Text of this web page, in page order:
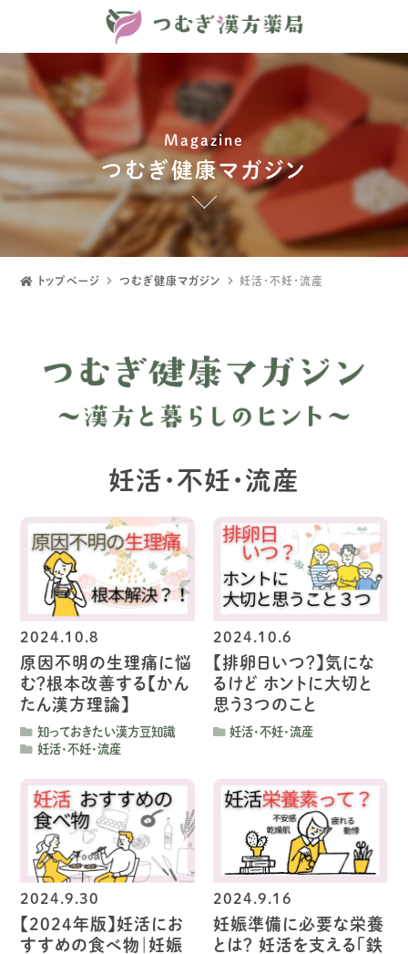
Magazine
つむぎ健康マガジン
トップページ つむぎ健康マガジン 妊活・不妊・流産
妊活・不妊・流産
2024.10.8
原因不明の生理痛に悩
む？根本改善する【かん
たん漢方理論】
知っておきたい漢方豆知識
妊活・不妊・流産
2024.10.6
【排卵日いつ？】 気にな
るけど ホントに大切と
思う３つのこと
妊活・不妊・流産
2024.9.30
【2024年版】妊活にお
すすめの食べ物
｜妊娠
2024.9.16
妊娠準備に必要な栄養
とは？ 妊活を支える「鉄